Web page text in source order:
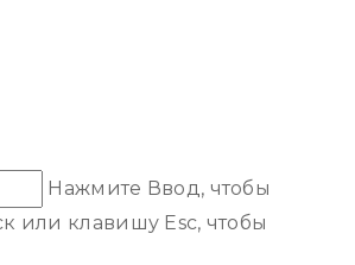
Нажмите Ввод, чтобы
или клавишу Esc, чтобы